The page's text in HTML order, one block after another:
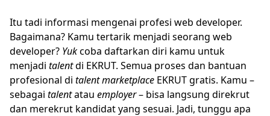
Itu tadi informasi mengenai profesi web developer.
Bagaimana? Kamu tertarik menjadi seorang web
developer? Yukcoba daftarkan diri kamu untuk
menjadi talentdi EKRUT. Semua proses dan bantuan
profesional di talent marketplace EKRUT gratis. Kamu –
sebagai talentatau employer– bisa langsung direkrut
dan merekrut kandidat yang sesuai. Jadi, tunggu apa